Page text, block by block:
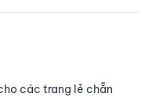
các trang lẻ chẵn